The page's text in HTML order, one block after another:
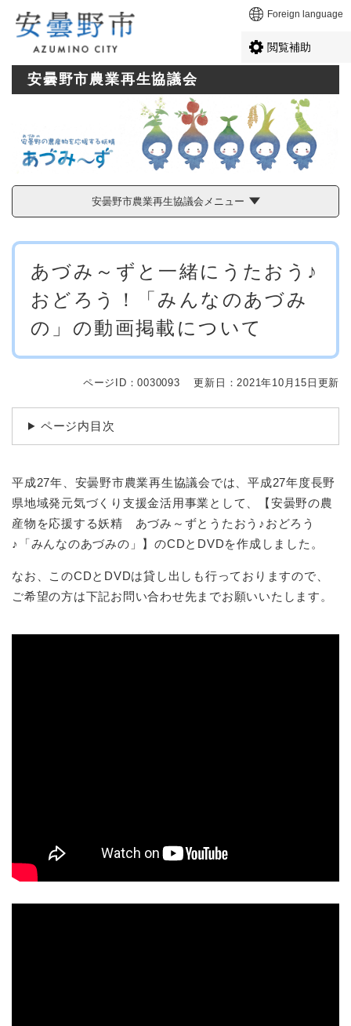
メニューを飛ばして本文へ Foreign language
閲覧補助
安曇野市農業再生協議会
安曇野市農業再生協議会メニュー
本
あづみ～ずと一緒にうたおう♪
おどろう！「みんなのあづみ
の」の動画掲載について
ページID：0030093 更新日：2021年10月15日更新
ページ内目次
平成27年、安曇野市農業再生協議会では、平成27年度長野
県地域発元気づくり支援金活用事業として、【安曇野の農
産物を応援する妖精 あづみ～ずとうたおう♪おどろう
♪「みんなのあづみの」】のCDとDVDを作成しました。
なお、このCDとDVDは貸し出しも行っておりますので、
ご希望の方は下記お問い合わせ先までお願いいたします。